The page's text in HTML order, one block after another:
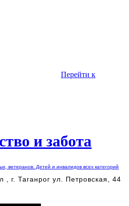
Перейти к
и забота
ветеранов. Детей и инвалидов всех категорий
, г. Таганрог ул. Петровская, 44